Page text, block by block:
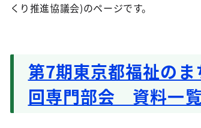
くり推進協議会)のページです。
第7期東京都福祉の
回専門部会 資料一覧